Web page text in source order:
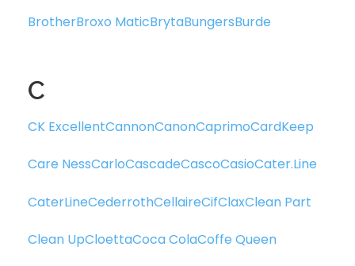
BrotherBroxo MaticBrytaBungersBurde
C
CK ExcellentCannonCanonCaprimoCardKeep
Care NessCarloCascadeCascoCasioCater.Line
CaterLineCederrothCellaireCifClaxClean Part
Clean UpCloettaCoca ColaCoffe Queen